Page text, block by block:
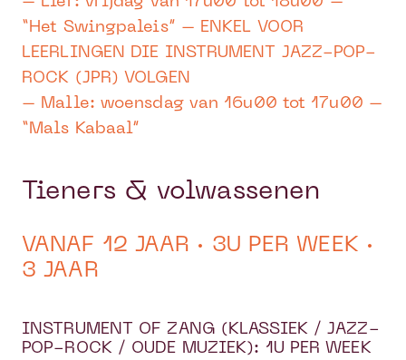
“Het Swingpaleis” – ENKEL VOOR
LEERLINGEN DIE INSTRUMENT JAZZ-POP-
ROCK (JPR) VOLGEN
– Malle: woensdag van 16u00 tot 17u00 –
“Mals Kabaal”
Tieners & volwassenen
VANAF 12 JAAR · 3U PER WEEK ·
3 JAAR
INSTRUMENT OF ZANG (KLASSIEK / JAZZ-
POP-ROCK / OUDE MUZIEK): 1U PER WEEK